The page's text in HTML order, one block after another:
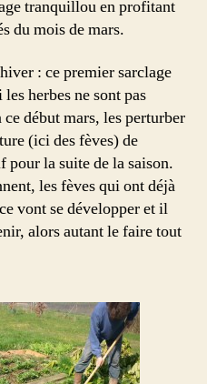
soleil
de
tranquillou en profitant
du mois de mars.
: ce premier sarclage
herbes ne sont pas
début mars, les perturber
(ici des fèves) de
pour la suite de la saison.
les fèves qui ont déjà
vont se développer et il
alors autant le faire tout